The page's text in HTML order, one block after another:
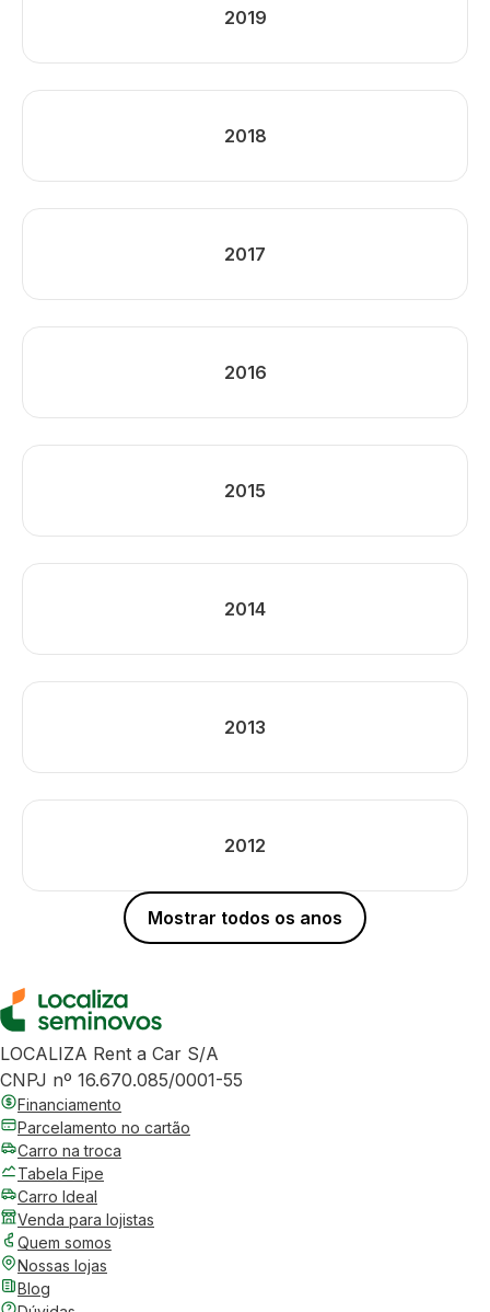
2019
2018
2017
2016
2015
2014
2013
2012
Mostrar todos os anos
LOCALIZA Rent a Car S/A
CNPJ nº 16.670.085/0001-55
Financiamento
Parcelamento no cartão
Carro na troca
Tabela Fipe
Carro Ideal
Venda para lojistas
Quem somos
Nossas lojas
Blog